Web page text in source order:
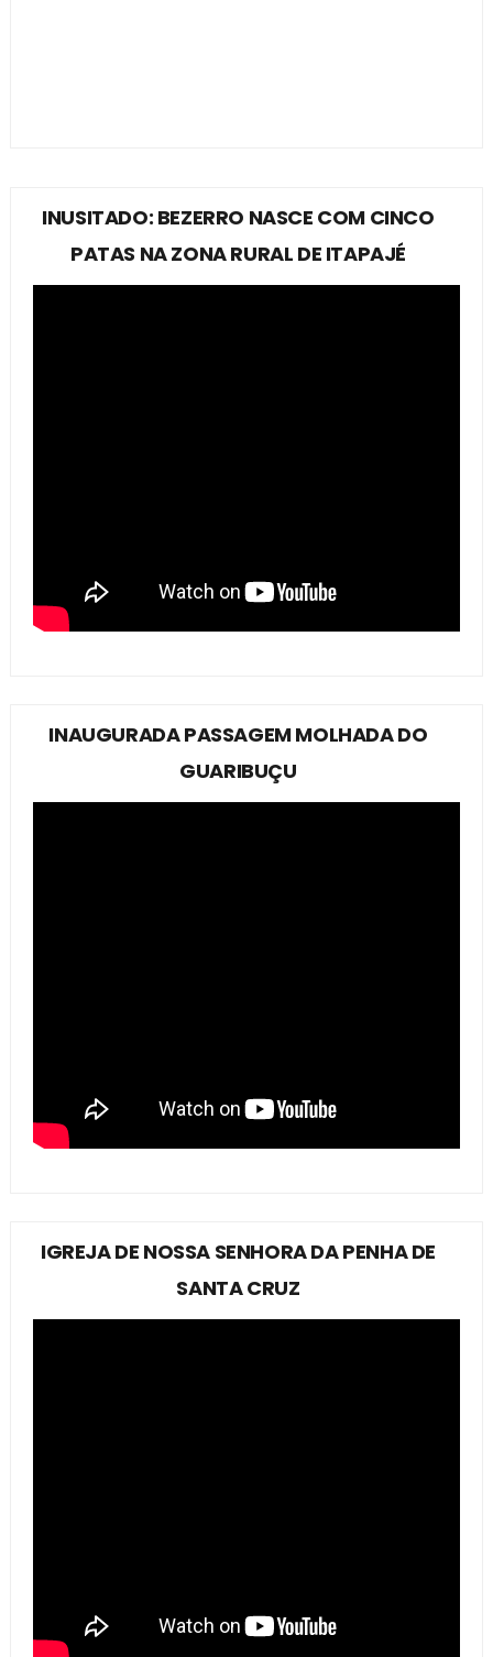
INUSITADO: BEZERRO NASCE COM CINCO
PATAS NA ZONA RURAL DE ITAPAJÉ
INAUGURADA PASSAGEM MOLHADA DO
GUARIBUÇU
IGREJA DE NOSSA SENHORA DA PENHA DE
SANTA CRUZ